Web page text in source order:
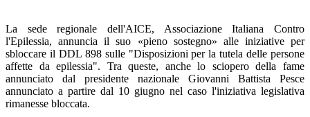
La sede regionale dell'AICE, Associazione Italiana Contro
l'Epilessia, annuncia il suo «pieno sostegno» alle iniziative per
sbloccare il DDL 898 sulle "Disposizioni per la tutela delle persone
affette da epilessia". Tra queste, anche lo sciopero della fame
annunciato dal presidente nazionale Giovanni Battista Pesce
annunciato a partire dal 10 giugno nel caso l'iniziativa legislativa
rimanesse bloccata.